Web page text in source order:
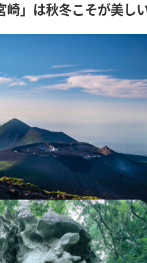
崎」は秋冬こそが美し